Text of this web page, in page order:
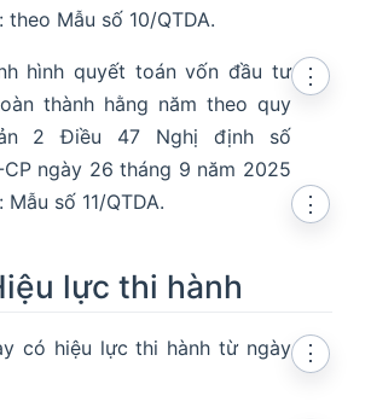
theo Mẫu số 10/QTDA.
hình quyết toán vốn đầu tư
thành hằng năm theo quy
2 Điều 47 Nghị định số
ngày 26 tháng 9 năm 2025
số 11/QTDA.
⋮
lực thi hành
⋮
có hiệu lực thi hành từ ngày
⋮